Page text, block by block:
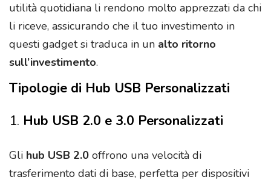
utilità quotidiana li rendono molto apprezzati da chi
li riceve, assicurando che il tuo investimento in
questi gadget si traduca in un alto ritorno
sull’investimento.
Tipologie di Hub USB Personalizzati
1. Hub USB 2.0 e 3.0 Personalizzati
Gli hub USB 2.0 offrono una velocità di
trasferimento dati di base, perfetta per dispositivi